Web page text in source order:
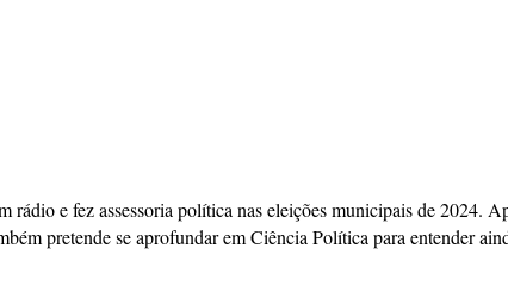
e fez assessoria política nas eleições municipais de 2024.
pretende se aprofundar em Ciência Política para entender